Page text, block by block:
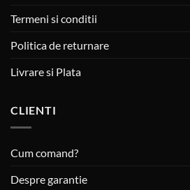
Termeni si conditii
Politica de returnare
Livrare si Plata
CLIENTI
Cum comand?
Despre garantie